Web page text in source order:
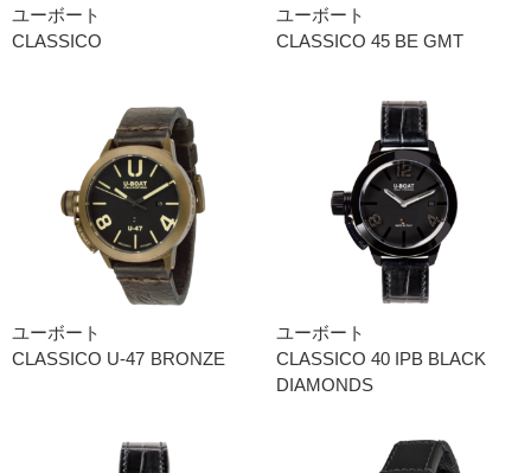
ユーボート
CLASSICO
ユーボート
CLASSICO 45 BE GMT
ユーボート
CLASSICO U-47 BRONZE
ユーボート
CLASSICO 40 IPB BLACK
DIAMONDS